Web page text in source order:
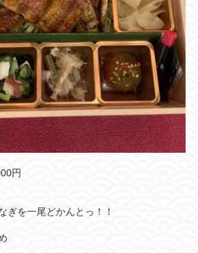
円
ぎを一尾どかんとっ！！